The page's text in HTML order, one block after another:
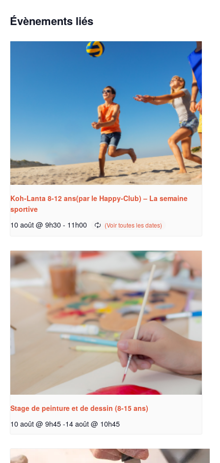
Évènements liés
Koh-Lanta 8-12 ans(par le Happy-Club) – La semaine
sportive
10 août @ 9h30- 11h00
Stage de peinture et de dessin (8-15 ans)
10 août @ 9h45-14 août @ 10h45